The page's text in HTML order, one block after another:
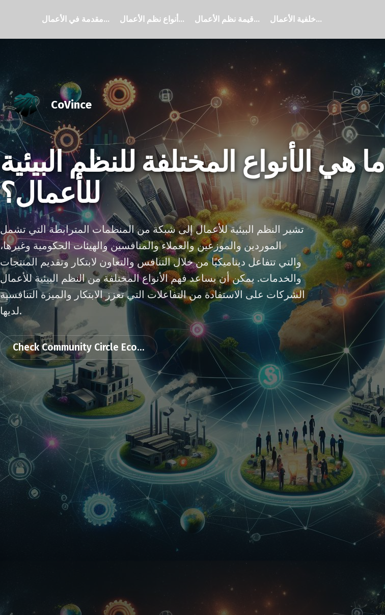
مقدمة في الأعمال... أنواع نظم الأعمال... قيمة نظم الأعمال... خلفية الأعمال...
CoVince
ما هي الأنواع المختلفة للنظم البيئية
للأعمال؟
تشير النظم البيئية للأعمال إلى شبكة من المنظمات المترابطة التي تشمل
الموردين والموزعين والعملاء والمنافسين والهيئات الحكومية وغيرها،
والتي تتفاعل ديناميكيًا من خلال التنافس والتعاون لابتكار وتقديم المنتجات
والخدمات. يمكن أن يساعد فهم الأنواع المختلفة من النظم البيئية للأعمال
الشركات على الاستفادة من التفاعلات التي تعزز الابتكار والميزة التنافسية
لديها.
Check Community Circle Eco...